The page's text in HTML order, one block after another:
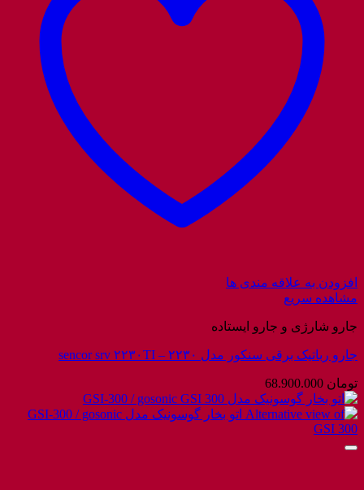
افزودن به علاقه مندی ها
مشاهده سریع
جارو شارژی و جارو ایستاده
جارو رباتیک برقی سنکور مدل ۲۲۳۰ – sencor srv ۲۲۳۰TI
تومان